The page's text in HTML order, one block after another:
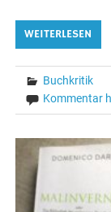
WEITERLESEN
Buchkritik
Kommentar